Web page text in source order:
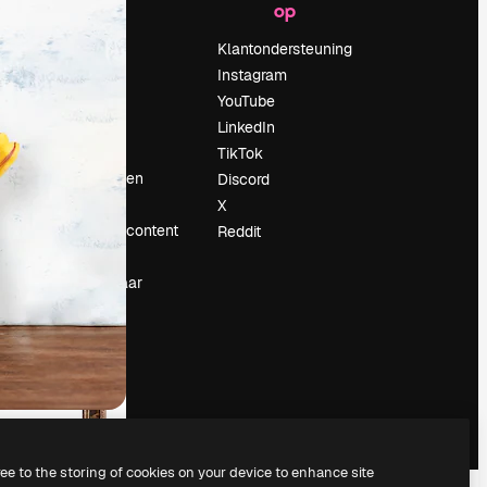
Over ons
Zoektrends
Evenementen
Verkoop je content
Op zoek naar
magnific.ai
op
Klantondersteuning
Instagram
YouTube
LinkedIn
TikTok
Discord
X
Reddit
to the storing of cookies on your device to enhance site